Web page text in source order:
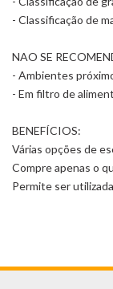
- Classificação de
NAO SE
- Ambientes
- Em filtro de
BENEFÍCIOS:
Várias opções de
Compre apenas o
Permite ser